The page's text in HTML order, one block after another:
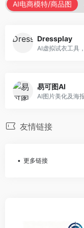
AI电商模特/商品图
Dressplay
易可图AI
友情链接
更多链接